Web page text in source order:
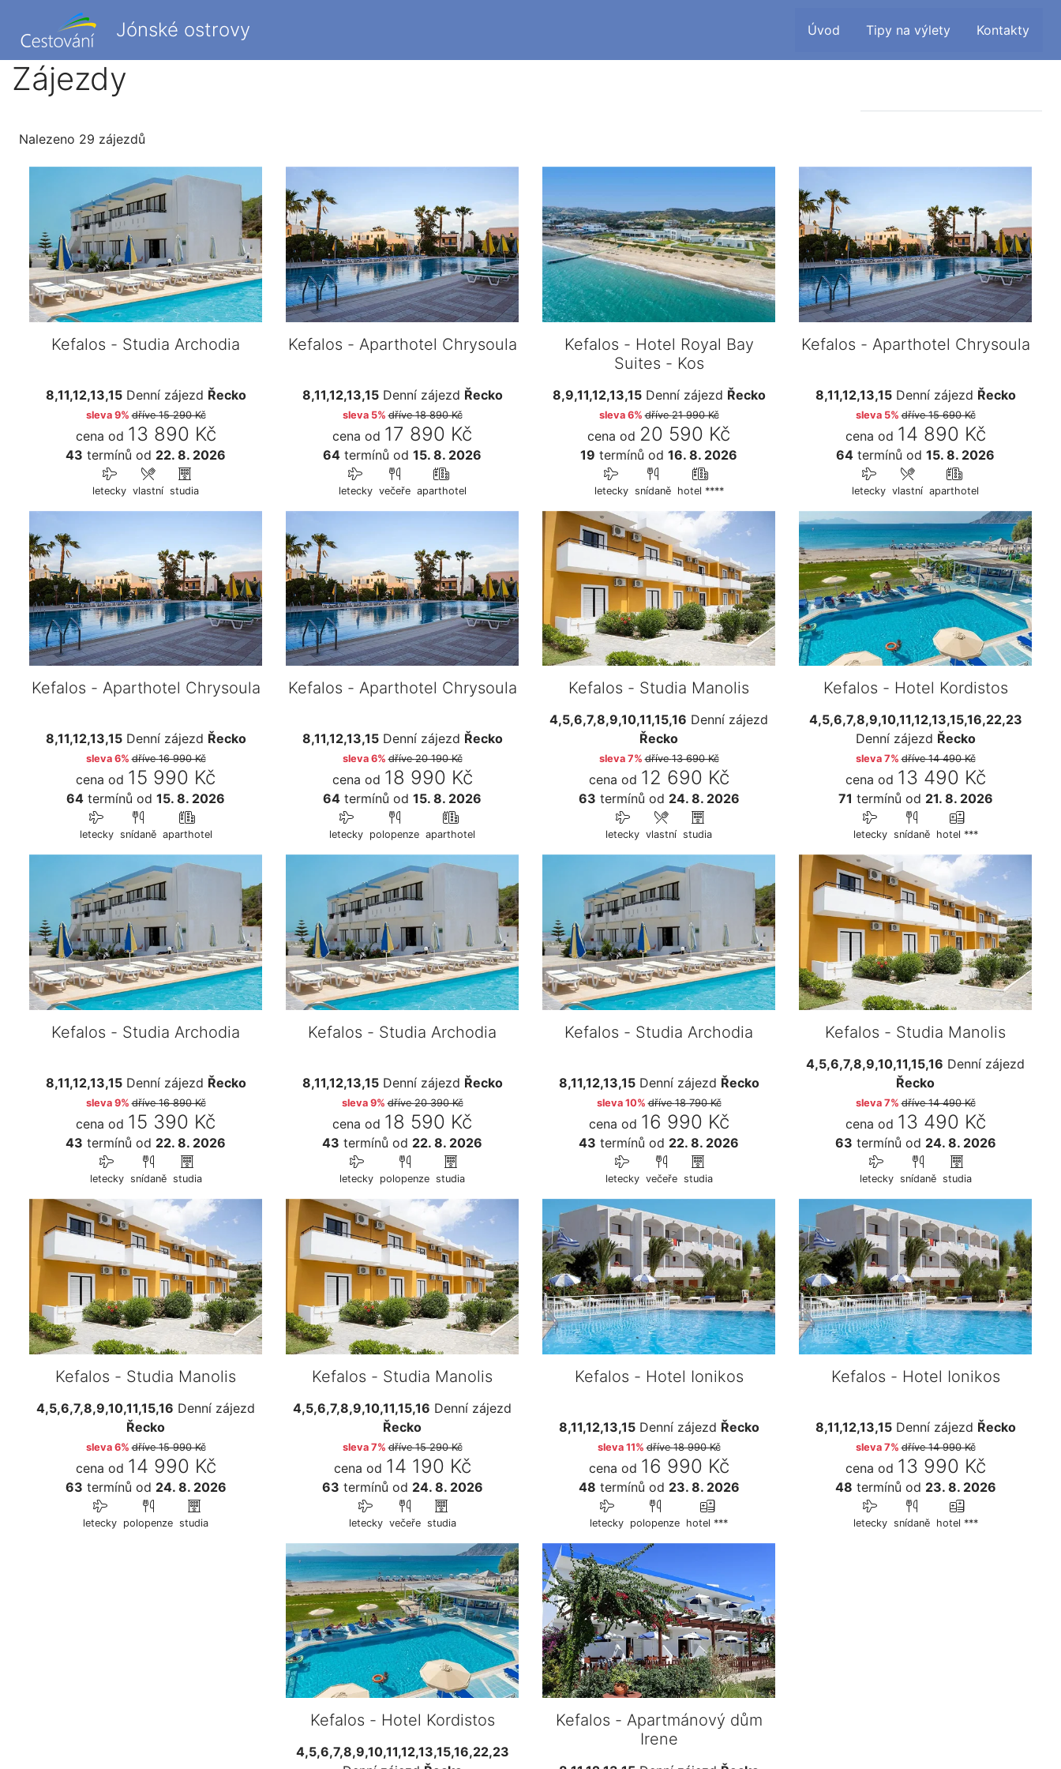
Jónské ostrovy Úvod Tipy na výlety Kontakty
Zájezdy
Nalezeno 29 zájezdů
Kefalos - Studia Archodia
8,11,12,13,15Denní zájezd Řecko
sleva 9% dříve15 290 Kč
cena od 13 890 Kč
43 termínů od 22. 8. 2026
letecky vlastní studia
Kefalos - Aparthotel Chrysoula
8,11,12,13,15Denní zájezd Řecko
sleva 5% dříve18 890 Kč
cena od 17 890 Kč
64 termínů od 15. 8. 2026
letecky večeře aparthotel
Kefalos - Hotel Royal Bay
Suites - Kos
8,9,11,12,13,15Denní zájezd Řecko
sleva 6% dříve21 990 Kč
cena od 20 590 Kč
19 termínů od 16. 8. 2026
letecky snídaně hotel ****
Kefalos - Aparthotel Chrysoula
8,11,12,13,15Denní zájezd Řecko
sleva 5% dříve15 690 Kč
cena od 14 890 Kč
64 termínů od 15. 8. 2026
letecky vlastní aparthotel
Kefalos - Aparthotel Chrysoula
8,11,12,13,15Denní zájezd Řecko
sleva 6% dříve16 990 Kč
cena od 15 990 Kč
64 termínů od 15. 8. 2026
letecky snídaně aparthotel
Kefalos - Aparthotel Chrysoula
8,11,12,13,15Denní zájezd Řecko
sleva 6% dříve20 190 Kč
cena od 18 990 Kč
64 termínů od 15. 8. 2026
letecky polopenze aparthotel
Kefalos - Studia Manolis
4,5,6,7,8,9,10,11,15,16 Denní zájezd
Řecko
sleva 7% dříve13 690 Kč
cena od 12 690 Kč
63 termínů od 24. 8. 2026
letecky vlastní studia
Kefalos - Hotel Kordistos
4,5,6,7,8,9,10,11,12,13,15,16,22,23
Denní zájezd Řecko
sleva 7% dříve14 490 Kč
cena od 13 490 Kč
71 termínů od 21. 8. 2026
letecky snídaně hotel ***
Kefalos - Studia Archodia
8,11,12,13,15Denní zájezd Řecko
sleva 9% dříve16 890 Kč
cena od 15 390 Kč
43 termínů od 22. 8. 2026
letecky snídaně studia
Kefalos - Studia Archodia
8,11,12,13,15Denní zájezd Řecko
sleva 9% dříve20 390 Kč
cena od 18 590 Kč
43 termínů od 22. 8. 2026
letecky polopenze studia
Kefalos - Studia Archodia
8,11,12,13,15Denní zájezd Řecko
sleva 10% dříve18 790 Kč
cena od 16 990 Kč
43 termínů od 22. 8. 2026
letecky večeře studia
Kefalos - Studia Manolis
4,5,6,7,8,9,10,11,15,16 Denní zájezd
Řecko
sleva 7% dříve14 490 Kč
cena od 13 490 Kč
63 termínů od 24. 8. 2026
letecky snídaně studia
Kefalos - Studia Manolis
4,5,6,7,8,9,10,11,15,16 Denní zájezd
Řecko
sleva 6% dříve15 990 Kč
cena od 14 990 Kč
63 termínů od 24. 8. 2026
letecky polopenze studia
Kefalos - Studia Manolis
4,5,6,7,8,9,10,11,15,16 Denní zájezd
Řecko
sleva 7% dříve15 290 Kč
cena od 14 190 Kč
63 termínů od 24. 8. 2026
letecky večeře studia
Kefalos - Hotel Ionikos
8,11,12,13,15Denní zájezd Řecko
sleva 11% dříve18 990 Kč
cena od 16 990 Kč
48 termínů od 23. 8. 2026
letecky polopenze hotel ***
Kefalos - Hotel Ionikos
8,11,12,13,15Denní zájezd Řecko
sleva 7% dříve14 990 Kč
cena od 13 990 Kč
48 termínů od 23. 8. 2026
letecky snídaně hotel ***
Kefalos - Hotel Kordistos
4,5,6,7,8,9,10,11,12,13,15,16,22,23
Kefalos - Apartmánový dům
Irene